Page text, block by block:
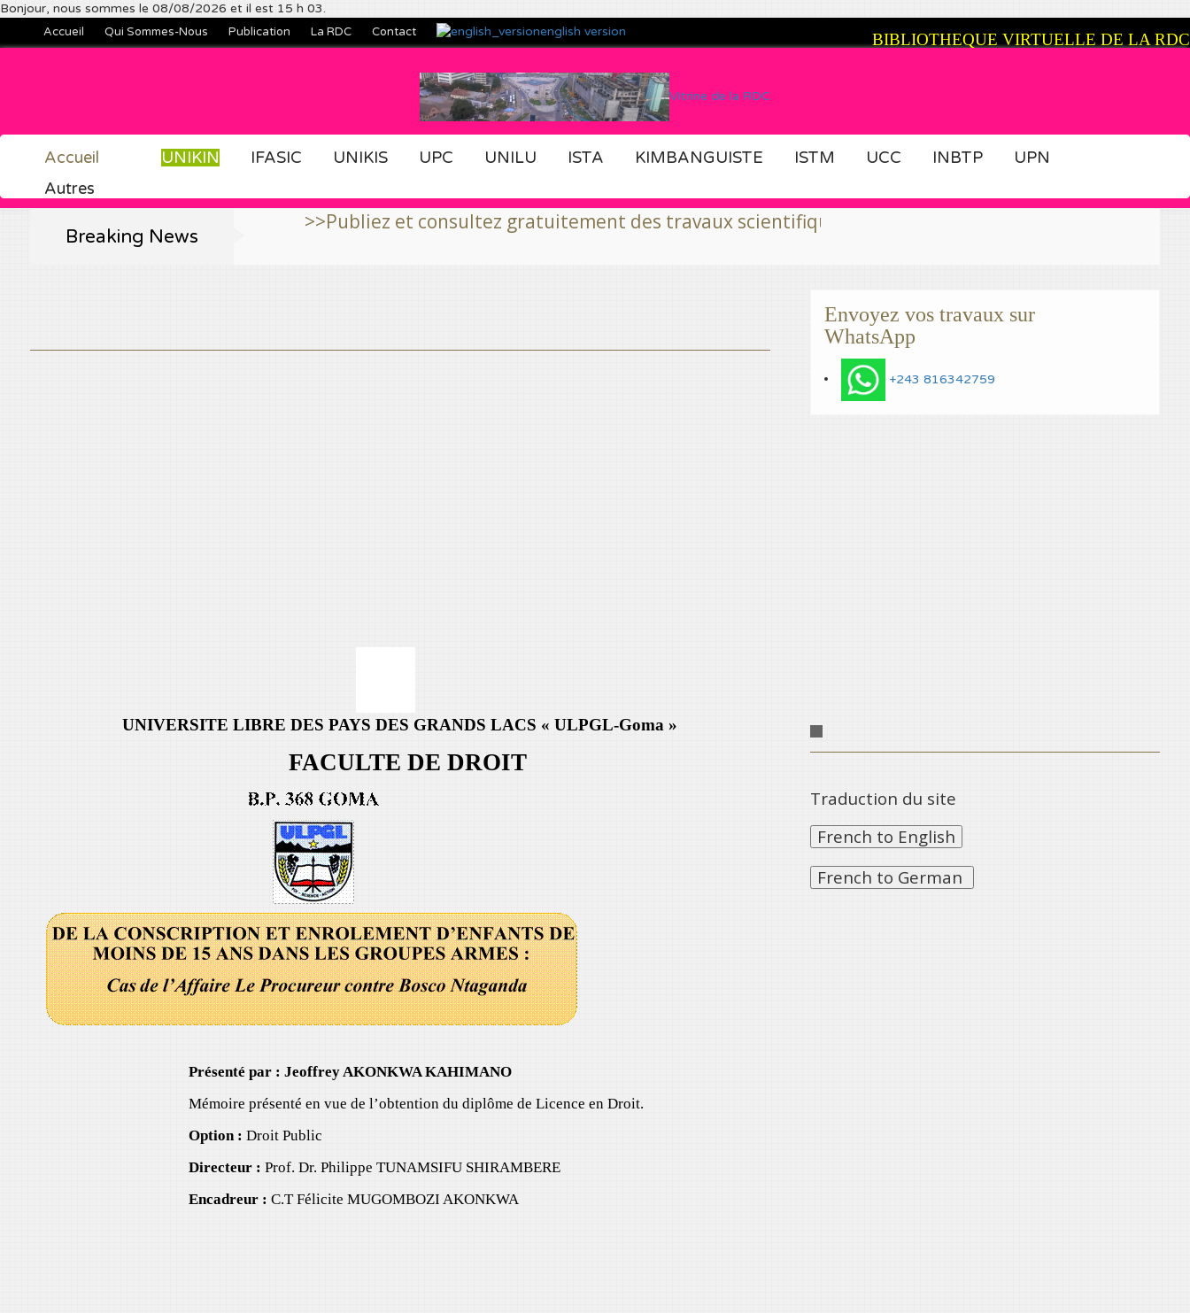
Bonjour, nous sommes le 08/08/2026 et il est 15 h 03.
Accueil Qui Sommes-Nous Publication La RDC Contact english version
Vitrine de la RDC
BIBLIOTHEQUE VIRTUELLE DE LA RDC
Accueil UNIKIN IFASIC UNIKIS UPC UNILU ISTA KIMBANGUISTE ISTM UCC INBTP
UPN
Autres
Breaking News
>>Publiez et consultez gratuitement des travaux scientifiques fins prêts, cela est possible grâce à Congovirtuel..
UNIVERSITE LIBRE DES PAYS DES GRANDS LACS « ULPGL-Goma »
FACULTE DE DROIT
Présenté par : Jeoffrey AKONKWA KAHIMANO
Mémoire présenté en vue de l’obtention du diplôme de Licence en Droit.
Option : Droit Public
Directeur : Prof. Dr. Philippe TUNAMSIFU SHIRAMBERE
Encadreur : C.T Félicite MUGOMBOZI AKONKWA
Envoyez vos travaux sur
WhatsApp
+243 816342759
Traduction du site